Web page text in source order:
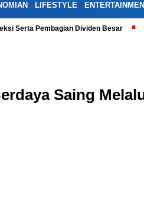
LIFESTYLE
Serta Pembagian Dividen Besar
Saing